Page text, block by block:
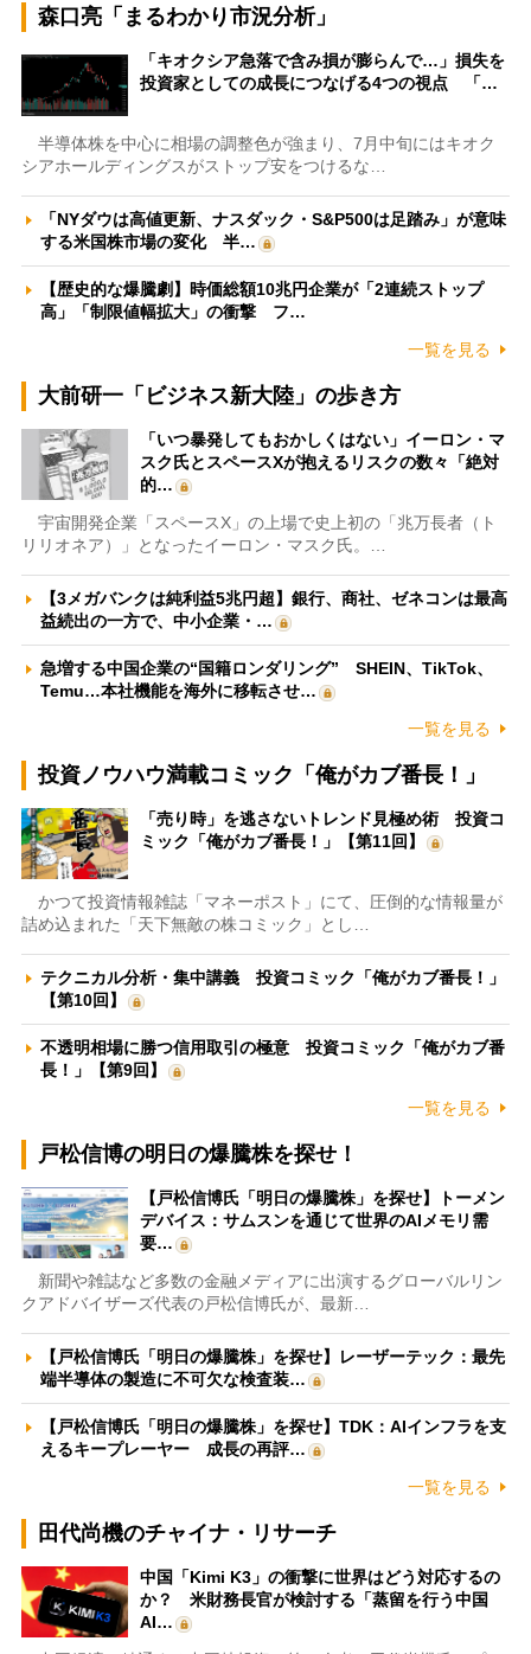
森口亮「まるわかり市況分析」
「キオクシア急落で含み損が膨らんで…」損失を
投資家としての成長につなげる4つの視点 「…
半導体株を中心に相場の調整色が強まり、7月中旬にはキオク
シアホールディングスがストップ安をつけるな…
「NYダウは高値更新、ナスダック・S&P500は足踏み」が意味
する米国株市場の変化 半…
【歴史的な爆騰劇】時価総額10兆円企業が「2連続ストップ
高」「制限値幅拡大」の衝撃 フ…
一覧を見る
大前研一「ビジネス新大陸」の歩き方
「いつ暴発してもおかしくはない」イーロン・マ
スク氏とスペースXが抱えるリスクの数々「絶対
的…
宇宙開発企業「スペースX」の上場で史上初の「兆万長者（ト
リリオネア）」となったイーロン・マスク氏。…
【3メガバンクは純利益5兆円超】銀行、商社、ゼネコンは最高
益続出の一方で、中小企業・…
急増する中国企業の“国籍ロンダリング” SHEIN、TikTok、
Temu…本社機能を海外に移転させ…
一覧を見る
投資ノウハウ満載コミック「俺がカブ番長！」
「売り時」を逃さないトレンド見極め術 投資コ
ミック「俺がカブ番長！」【第11回】
かつて投資情報雑誌「マネーポスト」にて、圧倒的な情報量が
詰め込まれた「天下無敵の株コミック」とし…
テクニカル分析・集中講義 投資コミック「俺がカブ番長！」
【第10回】
不透明相場に勝つ信用取引の極意 投資コミック「俺がカブ番
長！」【第9回】
一覧を見る
戸松信博の明日の爆騰株を探せ！
【戸松信博氏「明日の爆騰株」を探せ】トーメン
デバイス：サムスンを通じて世界のAIメモリ需
要…
新聞や雑誌など多数の金融メディアに出演するグローバルリン
クアドバイザーズ代表の戸松信博氏が、最新…
【戸松信博氏「明日の爆騰株」を探せ】レーザーテック：最先
端半導体の製造に不可欠な検査装…
【戸松信博氏「明日の爆騰株」を探せ】TDK：AIインフラを支
えるキープレーヤー 成長の再評…
一覧を見る
田代尚機のチャイナ・リサーチ
中国「Kimi K3」の衝撃に世界はどう対応するの
か？ 米財務長官が検討する「蒸留を行う中国
AI…